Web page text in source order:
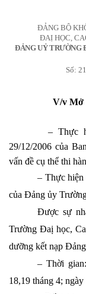
ĐẢNG BỘ
ĐAỊ HỌC,
ĐẢNG UỶ TRƯỜNG
Số:
V/v Mở
– Thực
29/12/2006 của
vấn đề cụ thể thi
– Thực hiện
của Đảng ủy
Được sự
Trường Đaị học,
dưỡng kết nạp
– Thời
18,19 tháng 4;